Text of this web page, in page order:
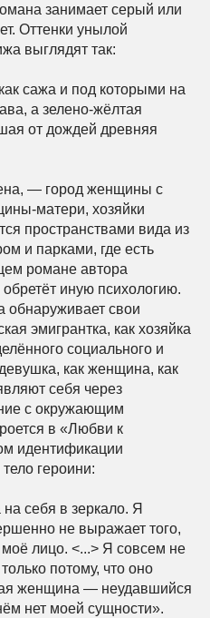
занимает серый или
Оттенки унылой
выглядят так:
сажа и под которыми на
а зелено-жёлтая
от дождей древняя
— город женщины с
матери, хозяйки
пространствами вида из
и парками, где есть
романе автора
иную психологию.
обнаруживает свои
эмигрантка, как хозяйка
социального и
как женщина, как
себя через
с окружающим
в «Любви к
идентификации
героини:
себя в зеркало. Я
не выражает того,
лицо. <...> Я совсем не
потому, что оно
женщина — неудавшийся
нет моей сущности».